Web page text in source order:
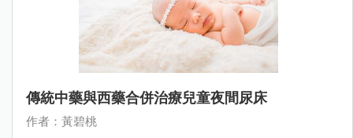
傳統中藥與西藥合併治療兒童夜間尿床
作者：黃碧桃